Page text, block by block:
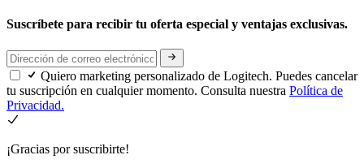
Suscríbete para recibir tu oferta especial y ventajas exclusivas.
Quiero marketing personalizado de Logitech. Puedes cancelar
tu suscripción en cualquier momento. Consulta nuestra Política de
Privacidad.
¡Gracias por suscribirte!